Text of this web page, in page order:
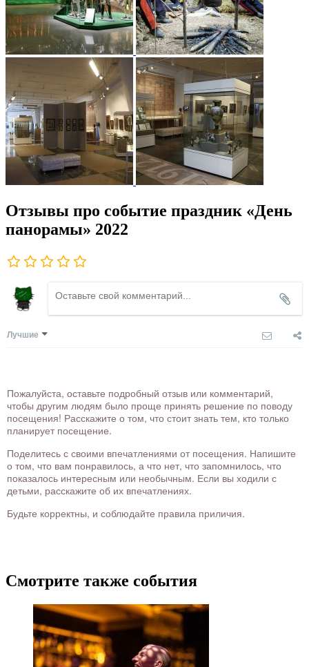
Отзывы про событие праздник «День
панорамы» 2022
Лучшие
Пожалуйста, оставьте подробный отзыв или комментарий,
чтобы другим людям было проще принять решение по поводу
посещения! Расскажите о том, что стоит знать тем, кто только
планирует посещение.
Поделитесь с своими впечатлениями от посещения. Напишите
о том, что вам понравилось, а что нет, что запомнилось, что
показалось интересным или необычным. Если вы ходили с
детьми, расскажите об их впечатлениях.
Будьте корректны, и соблюдайте правила приличия.
Смотрите также события